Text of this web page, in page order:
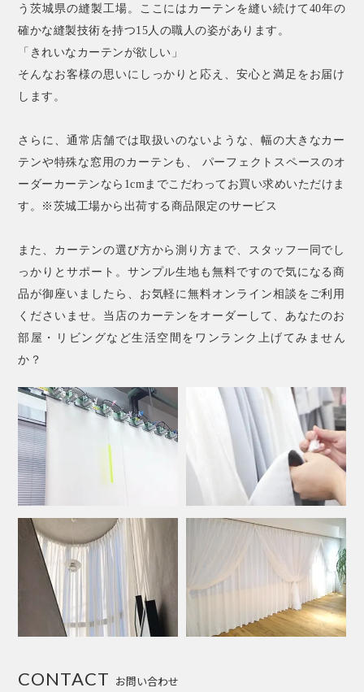
う茨城県の縫製工場。ここにはカーテンを縫い続けて40年の
確かな縫製技術を持つ15人の職人の姿があります。
「きれいなカーテンが欲しい」
そんなお客様の思いにしっかりと応え、安心と満足をお届け
します。
さらに、通常店舗では取扱いのないような、幅の大きなカー
テンや特殊な窓用のカーテンも、 パーフェクトスペースのオ
ーダーカーテンなら1cmまでこだわってお買い求めいただけま
す。※茨城工場から出荷する商品限定のサービス
また、カーテンの選び方から測り方まで、スタッフ一同でし
っかりとサポート。サンプル生地も無料ですので気になる商
品が御座いましたら、お気軽に無料オンライン相談をご利用
くださいませ。当店のカーテンをオーダーして、あなたのお
部屋・リビングなど生活空間をワンランク上げてみません
か？
お問い合わせ
CONTACT